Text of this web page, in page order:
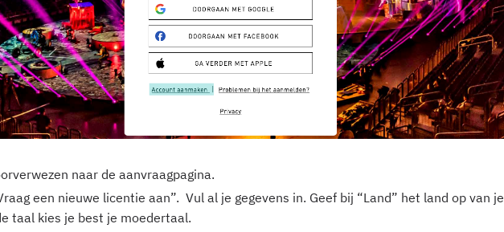
naar de aanvraagpagina.
een nieuwe licentie aan”. Vul al je gegevens in. Geef bij “Land” het land op van je
taal kies je best je moedertaal.